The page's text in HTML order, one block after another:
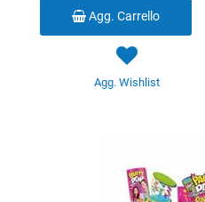
Agg. Carrello
Agg. Wishlist